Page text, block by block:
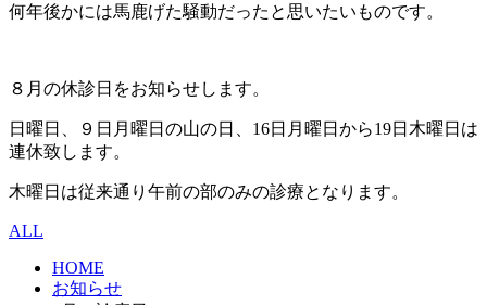
何年後かには馬鹿げた騒動だったと思いたいものです。
８月の休診日をお知らせします。
日曜日、９日月曜日の山の日、16日月曜日から19日木曜日は
連休致します。
木曜日は従来通り午前の部のみの診療となります。
ALL
HOME
お知らせ